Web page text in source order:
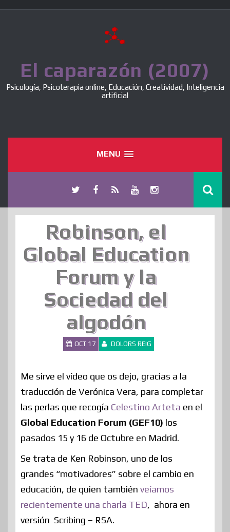
El caparazón (2007)
Psicología, Psicoterapia online, Educación, Creatividad, Inteligencia
artificial
MENU
Robinson, el
Global Education
Forum y la
Sociedad del
algodón
OCT 17 DOLORS REIG
Me sirve el vídeo que os dejo, gracias a la
traducción de Verónica Vera, para completar
las perlas que recogía Celestino Arteta en el
Global Education Forum (GEF10) los
pasados 15 y 16 de Octubre en Madrid.
Se trata de Ken Robinson, uno de los
grandes “motivadores” sobre el cambio en
educación, de quien también veíamos
recientemente una charla TED, ahora en
versión Scribing – RSA.